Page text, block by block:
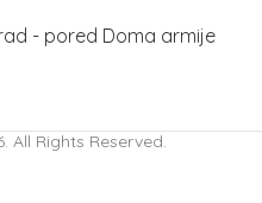
- pored Doma armije
Rights Reserved.